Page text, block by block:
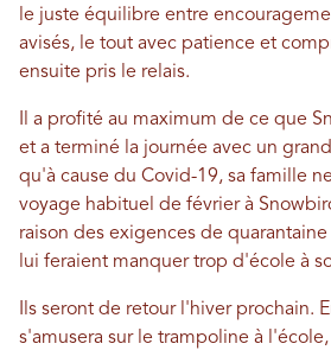
le juste équilibre entre
avisés, le tout avec patience et
ensuite pris le relais.
Il a profité au maximum de ce que
et a terminé la journée avec un
qu'à cause du Covid-19, sa famille
voyage habituel de février à
raison des exigences de
lui feraient manquer trop d'école à
Ils seront de retour l'hiver prochain.
s'amusera sur le trampoline à